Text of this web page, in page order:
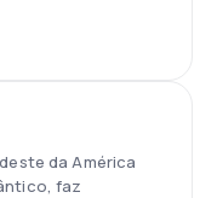
da América
faz